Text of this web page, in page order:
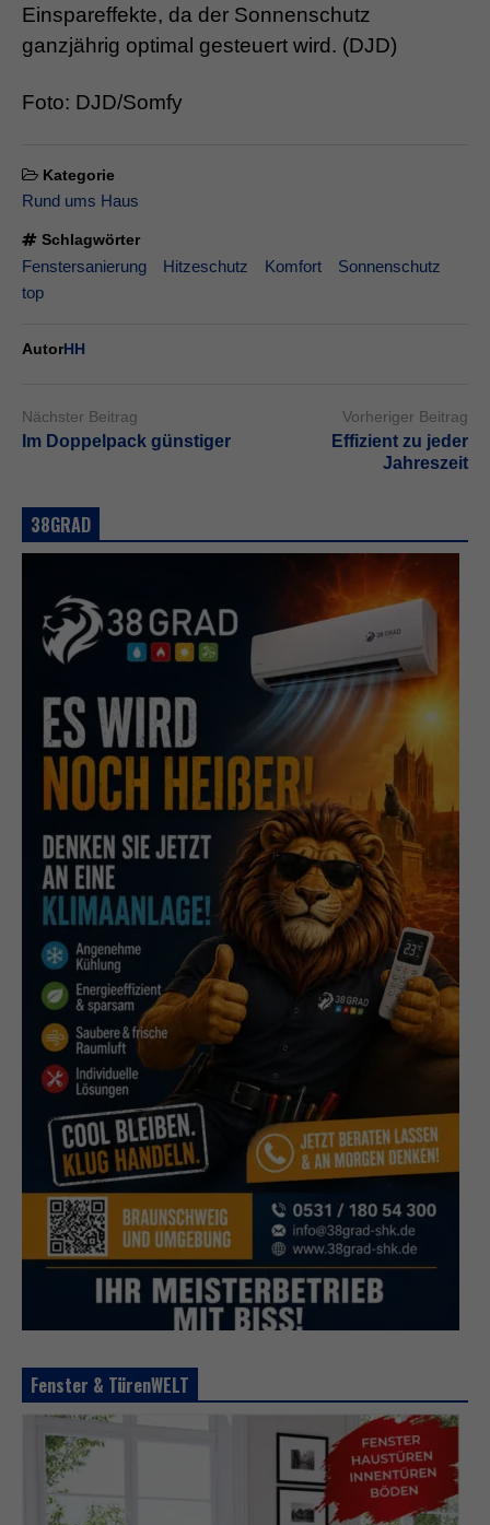
Einspareffekte, da der Sonnenschutz
ganzjährig optimal gesteuert wird. (DJD)
Foto: DJD/Somfy
Kategorie
Rund ums Haus
Schlagwörter
Fenstersanierung Hitzeschutz Komfort
Sonnenschutz
top
Autor HH
Nächster Beitrag
Im Doppelpack günstiger
Vorheriger Beitrag
Effizient zu jeder
Jahreszeit
38GRAD
Fenster & TürenWELT